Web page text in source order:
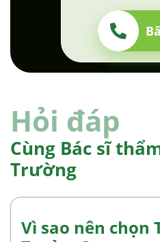
Hỏi đáp
Cùng Bác sĩ
Trường
Vì sao nên chọn